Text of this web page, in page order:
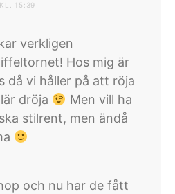
15:39
verkligen
Hos mig är
då vi håller på att röja
dröja
Men vill ha
stilrent, men ändå
och nu har de fått